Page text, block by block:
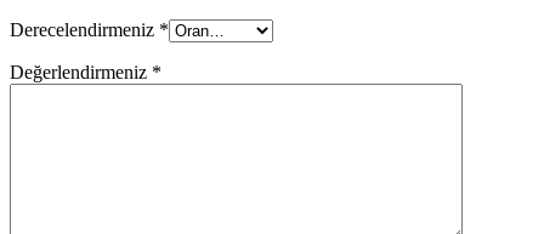
Derecelendirmeniz *
Değerlendirmeniz *